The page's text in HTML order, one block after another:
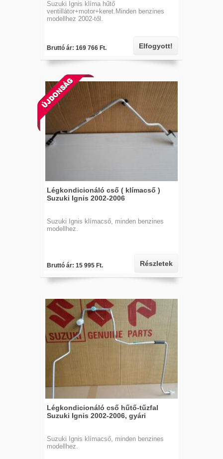
Suzuki Ignis klíma hűtő
ventillátor+motor+keret.Minden benzines
modellhez 2002-től.
Bruttó ár: 169 766 Ft. Elfogyott!
Légkondicionáló cső ( klímacső )
Suzuki Ignis 2002-2006
Suzuki Ignis klímacső, minden benzines
modellhez.
Bruttó ár: 15 995 Ft. Részletek
Légkondicionáló cső hűtő-tűzfal
Suzuki Ignis 2002-2006, gyári
Suzuki Ignis klímacső, minden benzines
modellhez.